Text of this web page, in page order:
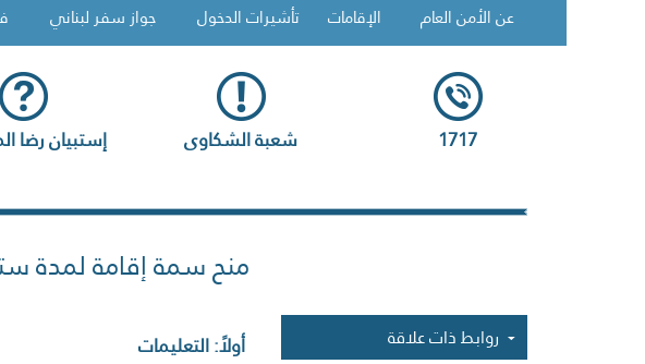
عن الأمن العام الإقامات تأشيرات الدخول جواز سفر لبناني
1717 شعبة الشكاوى إستبيان رضا
منح سمة إقامة لمدة
روابط ذات علاقة
أولاً: التعليمات